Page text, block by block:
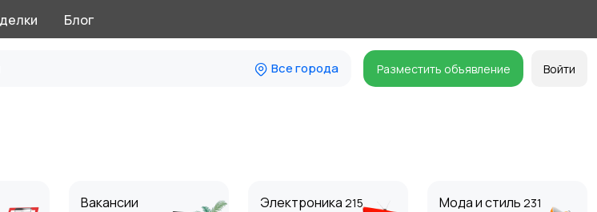
Блог
Все города Разместить объявление Войти
Вакансии Электроника 215 Мода и стиль 231